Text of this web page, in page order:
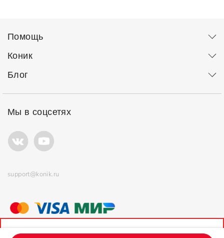
Помощь
Коник
Блог
Мы в соцсетях
support@konik.ru
Продолжая использовать сайт, вы соглашаетесь сполитикой